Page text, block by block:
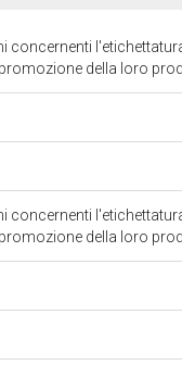
concernenti
della loro
concernenti
della loro